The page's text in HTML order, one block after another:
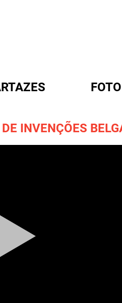
INVENÇÕES
DE BUSCA